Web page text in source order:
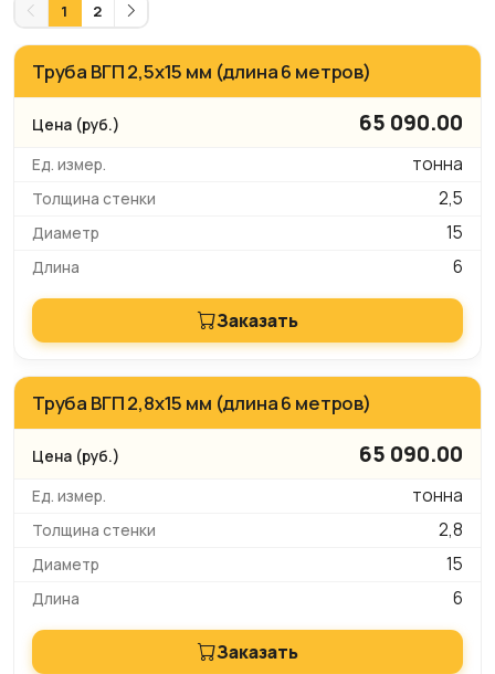
1 2
Труба ВГП 2,5х15 мм (длина 6 метров)
65 090.00
тонна
2,5
15
6
Заказать
Труба ВГП 2,8х15 мм (длина 6 метров)
65 090.00
тонна
2,8
15
6
Заказать